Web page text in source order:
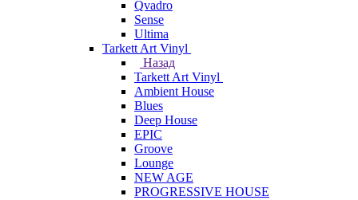
Qvadro
Sense
Ultima
Tarkett Art Vinyl
Назад
Tarkett Art Vinyl
Ambient House
Blues
Deep House
EPIC
Groove
Lounge
NEW AGE
PROGRESSIVE HOUSE